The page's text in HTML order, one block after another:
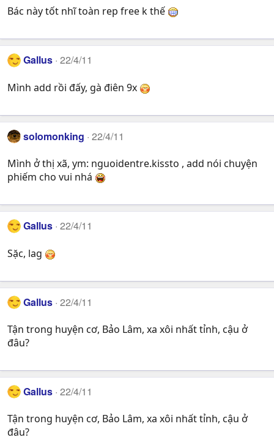
Bác này tốt nhĩ toàn rep free k thế
Gallus 22/4/11
Mình add rồi đấy, gà điên 9x
solomonking 22/4/11
Mình ở thị xã, ym: nguoidentre.kissto , add nói chuyện
phiếm cho vui nhá
Gallus 22/4/11
Sặc, lag
Gallus 22/4/11
Tận trong huyện cơ, Bảo Lâm, xa xôi nhất tỉnh, cậu ở
đâu?
Gallus 22/4/11
Tận trong huyện cơ, Bảo Lâm, xa xôi nhất tỉnh, cậu ở
đâu?